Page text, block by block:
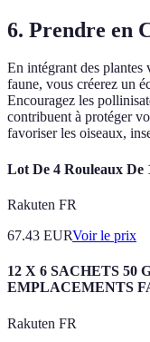
6. Prendre en
En intégrant des plantes
faune, vous créerez un
Encouragez les
contribuent à protéger
favoriser les oiseaux,
Lot De 4 Rouleaux De
Rakuten FR
67.43 EURVoir le prix
12 X 6 SACHETS 50
EMPLACEMENTS
Rakuten FR